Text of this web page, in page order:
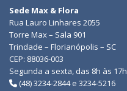
Sede Max & Flora
Rua Lauro Linhares 2055
Torre Max – Sala 901
Trindade – Florianópolis – SC
CEP: 88036-003
Segunda a sexta, das 8h às 17h
(48) 3234-2844 e 3234-5216